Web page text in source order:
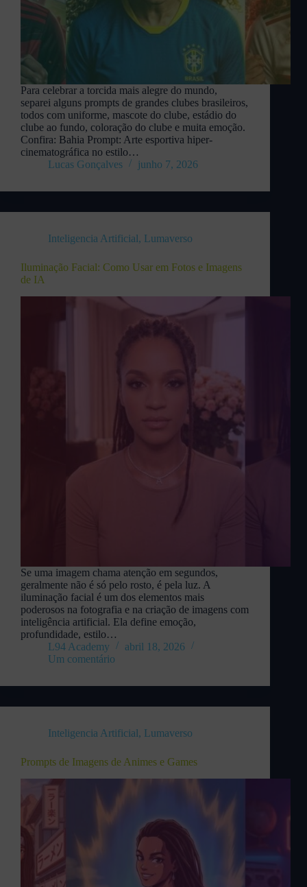
Para celebrar a torcida mais alegre do mundo,
separei alguns prompts de grandes clubes brasileiros,
todos com uniforme, mascote do clube, estádio do
clube ao fundo, coloração do clube e muita emoção.
Confira: Bahia Prompt: Arte esportiva hiper-
cinematográfica no estilo…
Lucas Gonçalves
junho 7, 2026
Inteligencia Artificial, Lumaverso
Iluminação Facial: Como Usar em Fotos e Imagens
de IA
Se uma imagem chama atenção em segundos,
geralmente não é só pelo rosto, é pela luz. A
iluminação facial é um dos elementos mais
poderosos na fotografia e na criação de imagens com
inteligência artificial. Ela define emoção,
profundidade, estilo…
L94 Academy
abril 18, 2026
Um comentário
Inteligencia Artificial, Lumaverso
Prompts de Imagens de Animes e Games